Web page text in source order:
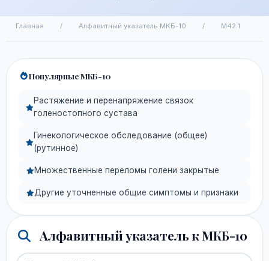
Главная / Алфавитный указатель МКБ-10 / M42.1
Популярные МКБ-10
Растяжение и перенапряжение связок
голеностопного сустава
Гинекологическое обследование (общее)
(рутинное)
Множественные переломы голени закрытые
Другие уточненные общие симптомы и признаки
Алфавитный указатель к МКБ-10